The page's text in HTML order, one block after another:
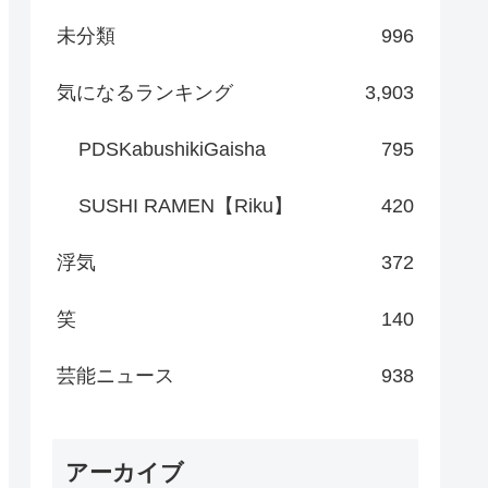
未分類 996
気になるランキング 3,903
PDSKabushikiGaisha 795
SUSHI RAMEN【Riku】 420
浮気 372
笑 140
芸能ニュース 938
アーカイブ